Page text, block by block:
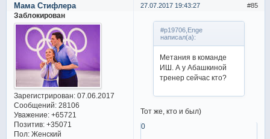
85
27.07.2017 19:43:27
Мама Стифлера
Заблокирован
Зарегистрирован: 07.06.2017
Сообщений:28106
Уважение: +65721
Позитив: +35071
Пол:Женский
#p19706,Enge
написал(а):
Метания в команде
ИШ. А у Абашкиной
тренер сейчас кто?
Тот же, кто и был)
0